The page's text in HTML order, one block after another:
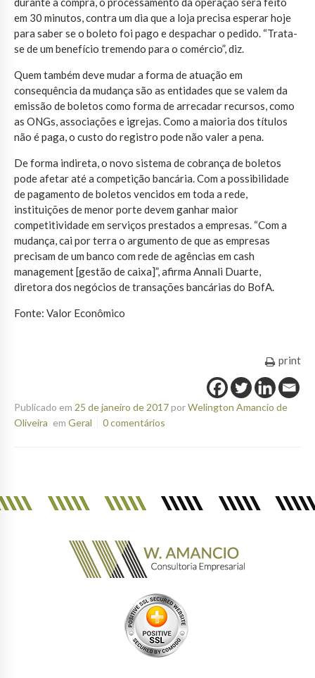
em 30 minutos, contra um dia que a loja precisa esperar hoje
para saber se o boleto foi pago e despachar o pedido. “Trata-
se de um benefício tremendo para o comércio”, diz.
Quem também deve mudar a forma de atuação em
consequência da mudança são as entidades que se valem da
emissão de boletos como forma de arrecadar recursos, como
as ONGs, associações e igrejas. Como a maioria dos títulos
não é paga, o custo do registro pode não valer a pena.
De forma indireta, o novo sistema de cobrança de boletos
pode afetar até a competição bancária. Com a possibilidade
de pagamento de boletos vencidos em toda a rede,
instituições de menor porte devem ganhar maior
competitividade em serviços prestados a empresas. “Com a
mudança, cai por terra o argumento de que as empresas
precisam de um banco com rede de agências em cash
management [gestão de caixa]”, afirma Annali Duarte,
diretora dos negócios de transações bancárias do BofA.
Fonte: Valor Econômico
print
Publicado em 25 de janeiro de 2017porWelington Amancio de
Oliveira em Geral 0 comentários